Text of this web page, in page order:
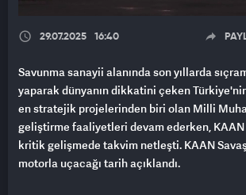
29.07.2025 16:40
Savunma sanayii alanında son yıllarda
yaparak dünyanın dikkatini çeken
en stratejik projelerinden biri olan Milli
geliştirme faaliyetleri devam ederken,
kritik gelişmede takvim netleşti. KAAN
motorla uçacağı tarih açıklandı.